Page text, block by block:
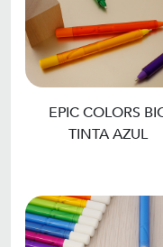
EPIC COLORS
TINTA AZUL